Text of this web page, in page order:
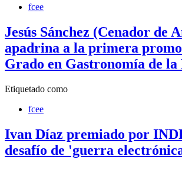
fcee
Jesús Sánchez (Cenador de
apadrina a la primera
Grado en Gastronomía de la
Etiquetado como
fcee
Ivan Díaz premiado por
desafío de 'guerra